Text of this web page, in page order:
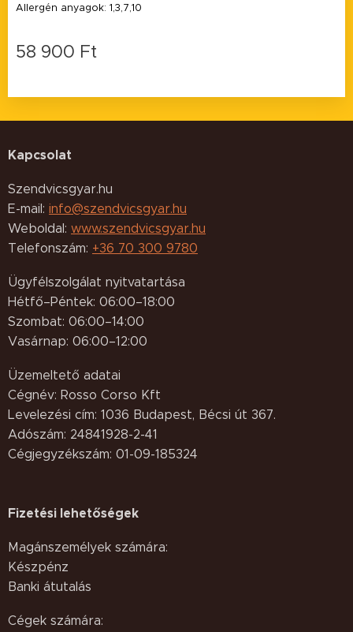
Allergén anyagok: 1,3,7,10
58 900 Ft
Kapcsolat
Szendvicsgyar.hu
E-mail: info@szendvicsgyar.hu
Weboldal: www.szendvicsgyar.hu
Telefonszám: +36 70 300 9780
Ügyfélszolgálat nyitvatartása
Hétfő–Péntek: 06:00–18:00
Szombat: 06:00–14:00
Vasárnap: 06:00–12:00
Üzemeltető adatai
Cégnév: Rosso Corso Kft
Levelezési cím: 1036 Budapest, Bécsi út 367.
Adószám: 24841928-2-41
Cégjegyzékszám: 01-09-185324
Fizetési lehetőségek
Magánszemélyek számára:
Készpénz
Banki átutalás
Cégek számára: